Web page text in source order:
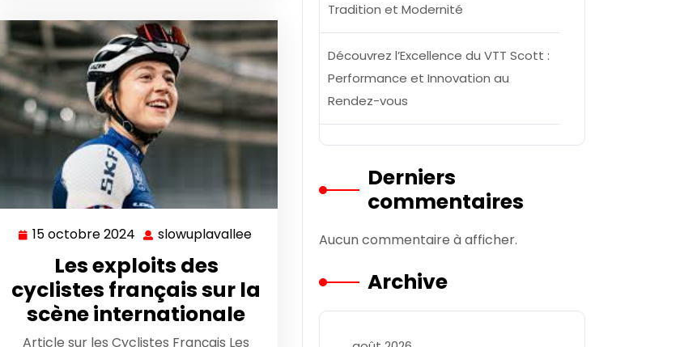
15 octobre 2024 15
octobre
2024
slowuplavallee slowuplavallee
Les exploits des
cyclistes français sur la
scène internationale
Article sur les Cyclistes Français Les
Tradition et Modernité
Découvrez l’Excellence du VTT Scott :
Performance et Innovation au
Rendez-vous
Derniers
commentaires
Aucun commentaire à afficher.
Archive